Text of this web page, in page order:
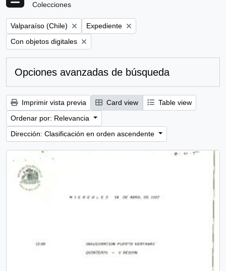
Colecciones
Remove filter:
Valparaíso (Chile) Remove filter:
Expediente
Remove filter:
Con objetos digitales
Opciones avanzadas de búsqueda
Imprimir vista previa Card view
Table view
Ordenar por: Relevancia
Dirección: Clasificación en orden ascendente